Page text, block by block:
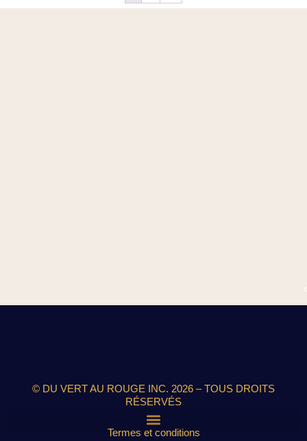
© DU VERT AU ROUGE INC. 2026 – TOUS DROITS
RÉSERVÉS
Termes et conditions